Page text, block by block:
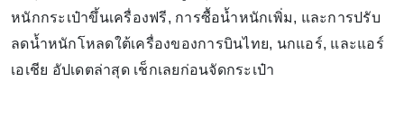
หนักกระเป๋าขึ้นเครื่องฟรี, การซื้อน้ำหนักเพิ่ม, และการปรับ
ลดน้ำหนักโหลดใต้เครื่องของการบินไทย, นกแอร์, และแอร์
เอเชีย อัปเดตล่าสุด เช็กเลยก่อนจัดกระเป๋า